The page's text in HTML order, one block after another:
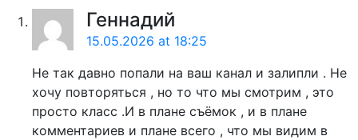
Геннадий
15.05.2026 at 18:25
Не так давно попали на ваш канал и залипли . Не
хочу повторяться , но то что мы смотрим , это
просто класс .И в плане съёмок , и в плане
комментариев и плане всего , что мы видим в